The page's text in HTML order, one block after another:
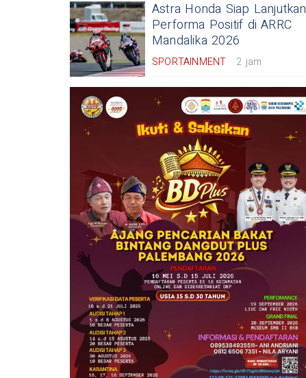
Astra Honda Siap Lanjutkan
Performa Positif di ARRC
Mandalika 2026
SPORTAINMENT 2 jam